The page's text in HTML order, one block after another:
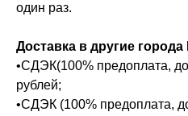
один раз.
Доставка в другие
•СДЭК(100% предоплата,
рублей;
•СДЭК (100% предоплата,